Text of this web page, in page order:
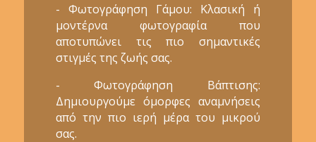
- Φωτογράφηση Γάμου: Κλασική ή
μοντέρνα φωτογραφία που
αποτυπώνει τις πιο σημαντικές
στιγμές της ζωής σας.
- Φωτογράφηση Βάπτισης:
Δημιουργούμε όμορφες αναμνήσεις
από την πιο ιερή μέρα του μικρού
σας.